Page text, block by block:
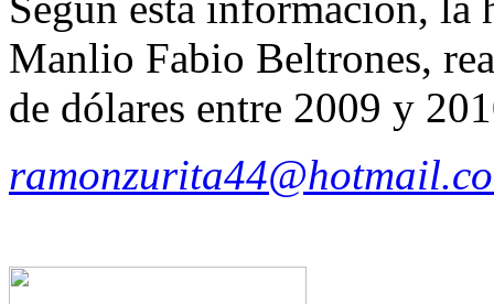
Manlio Fabio Beltrones,
de dólares entre 2009 y